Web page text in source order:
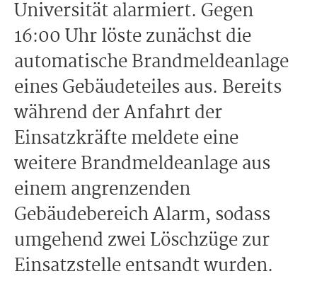
Universität alarmiert. Gegen
16:00 Uhr löste zunächst die
automatische Brandmeldeanlage
eines Gebäudeteiles aus. Bereits
während der Anfahrt der
Einsatzkräfte meldete eine
weitere Brandmeldeanlage aus
einem angrenzenden
Gebäudebereich Alarm, sodass
umgehend zwei Löschzüge zur
Einsatzstelle entsandt wurden.